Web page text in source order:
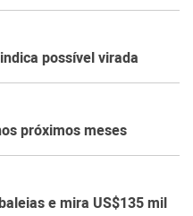
possível virada
próximos meses
e mira US$135 mil